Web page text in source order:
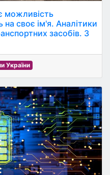
можливість
своє ім'я. Аналітики
засобів. 3
України